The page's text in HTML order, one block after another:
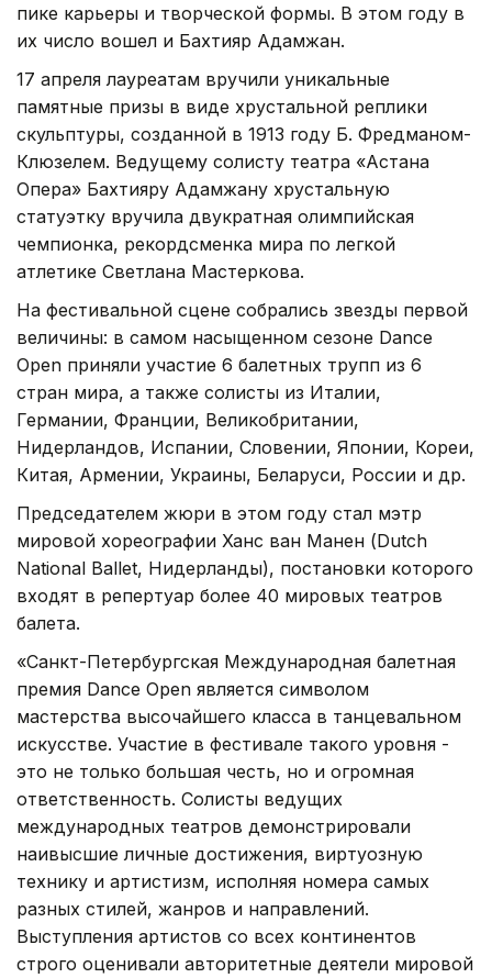
пике карьеры и творческой формы. В этом году в
их число вошел и Бахтияр Адамжан.
17 апреля лауреатам вручили уникальные
памятные призы в виде хрустальной реплики
скульптуры, созданной в 1913 году Б. Фредманом-
Клюзелем. Ведущему солисту театра «Астана
Опера» Бахтияру Адамжану хрустальную
статуэтку вручила двукратная олимпийская
чемпионка, рекордсменка мира по легкой
атлетике Светлана Мастеркова.
На фестивальной сцене собрались звезды первой
величины: в самом насыщенном сезоне Dance
Open приняли участие 6 балетных трупп из 6
стран мира, а также солисты из Италии,
Германии, Франции, Великобритании,
Нидерландов, Испании, Словении, Японии, Кореи,
Китая, Армении, Украины, Беларуси, России и др.
Председателем жюри в этом году стал мэтр
мировой хореографии Ханс ван Манен (Dutch
National Ballet, Нидерланды), постановки которого
входят в репертуар более 40 мировых театров
балета.
«Санкт-Петербургская Международная балетная
премия Dance Open является символом
мастерства высочайшего класса в танцевальном
искусстве. Участие в фестивале такого уровня -
это не только большая честь, но и огромная
ответственность. Солисты ведущих
международных театров демонстрировали
наивысшие личные достижения, виртуозную
технику и артистизм, исполняя номера самых
разных стилей, жанров и направлений.
Выступления артистов со всех континентов
строго оценивали авторитетные деятели мировой